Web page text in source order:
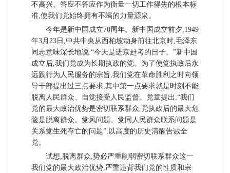
不高兴、答应不答应作为衡量一切工作得失的根本标
准,使我们党始终拥有不竭的力量源泉。
今年是新中国成立70周年。新中国成立前夕,1949
年3月23日,中共中央从西柏坡动身前往北京时,毛泽东
同志意味深长地说:“今天是进京赶考的日子。”新中国
成立后,我们党成为长期执政的党。为了使党执政后永
远践行为人民服务的宗旨,我们党在革命胜利之时向领
导干部提出过三点要求,其中第一点要求就是时刻不能
脱离人民群众、自觉接受人民监督。党章提出,“我们
党的最大政治优势是密切联系群众,党执政后的最大危
险是脱离群众。党风问题、党同人民群众联系问题是
关系党生死存亡的问题”,以高度的历史清醒告诫全
党。
试想,脱离群众,势必严重削弱密切联系群众这一
我们党的最大政治优势,严重违背我们党的性质和宗